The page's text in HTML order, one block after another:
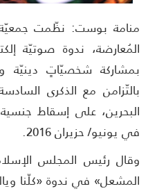
بوست: نظّمت جمعيّة
ندوة صوتيّة
شخصيّاتٍ دينيّة
مع الذكرى السادسة
على إسقاط جنسية
يونيو/ حزيران 2016.
رئيس المجلس الإسلاميّ
في ندوة «كلّنا وياك»،